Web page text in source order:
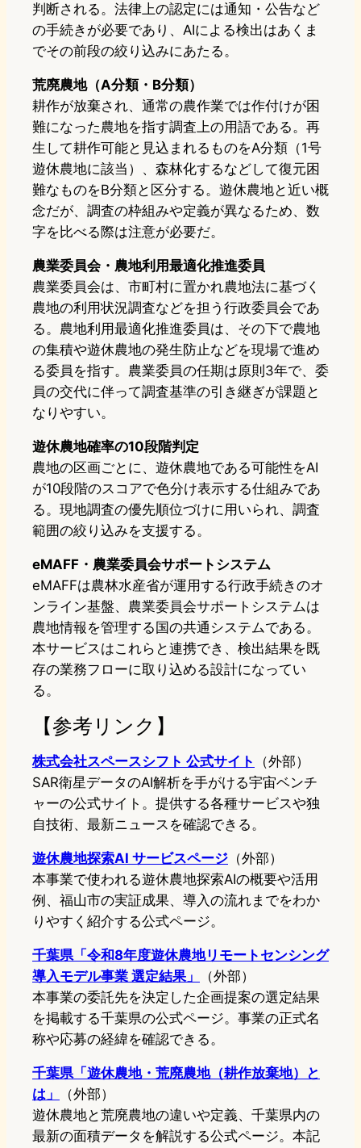
判断される。法律上の認定には通知・公告など
の手続きが必要であり、AIによる検出はあくま
でその前段の絞り込みにあたる。
荒廃農地（A分類・B分類）
耕作が放棄され、通常の農作業では作付けが困
難になった農地を指す調査上の用語である。再
生して耕作可能と見込まれるものをA分類（1号
遊休農地に該当）、森林化するなどして復元困
難なものをB分類と区分する。遊休農地と近い概
念だが、調査の枠組みや定義が異なるため、数
字を比べる際は注意が必要だ。
農業委員会・農地利用最適化推進委員
農業委員会は、市町村に置かれ農地法に基づく
農地の利用状況調査などを担う行政委員会であ
る。農地利用最適化推進委員は、その下で農地
の集積や遊休農地の発生防止などを現場で進め
る委員を指す。農業委員の任期は原則3年で、委
員の交代に伴って調査基準の引き継ぎが課題と
なりやすい。
遊休農地確率の10段階判定
農地の区画ごとに、遊休農地である可能性をAI
が10段階のスコアで色分け表示する仕組みであ
る。現地調査の優先順位づけに用いられ、調査
範囲の絞り込みを支援する。
eMAFF・農業委員会サポートシステム
eMAFFは農林水産省が運用する行政手続きのオ
ンライン基盤、農業委員会サポートシステムは
農地情報を管理する国の共通システムである。
本サービスはこれらと連携でき、検出結果を既
存の業務フローに取り込める設計になってい
る。
【参考リンク】
株式会社スペースシフト 公式サイト
（外部）
SAR衛星データのAI解析を手がける宇宙ベンチ
ャーの公式サイト。提供する各種サービスや独
自技術、最新ニュースを確認できる。
遊休農地探索AI サービスページ （外部）
本事業で使われる遊休農地探索AIの概要や活用
例、福山市の実証成果、導入の流れまでをわか
りやすく紹介する公式ページ。
千葉県「令和8年度遊休農地リモートセンシング
導入モデル事業 選定結果」
（外部）
本事業の委託先を決定した企画提案の選定結果
を掲載する千葉県の公式ページ。事業の正式名
称や応募の経緯を確認できる。
千葉県「遊休農地・荒廃農地（耕作放棄地）と
は」
（外部）
遊休農地と荒廃農地の違いや定義、千葉県内の
最新の面積データを解説する公式ページ。本記